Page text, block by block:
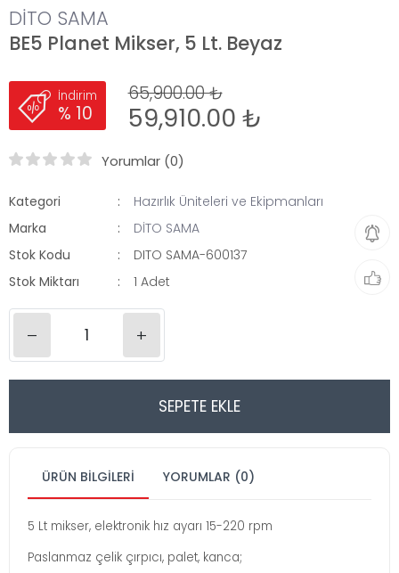
DİTO SAMA
BE5 Planet Mikser, 5 Lt. Beyaz
İndirim
% 10
65,900.00 ₺
59,910.00 ₺
Yorumlar (0)
Kategori
Hazırlık Üniteleri ve Ekipmanları
Marka
DİTO SAMA
Stok Kodu
DITO SAMA-600137
Stok Miktarı
1 Adet
– +
SEPETE EKLE
ÜRÜN BILGILERI YORUMLAR (0)
5 Lt mikser, elektronik hız ayarı 15-220 rpm
Paslanmaz çelik çırpıcı, palet, kanca;